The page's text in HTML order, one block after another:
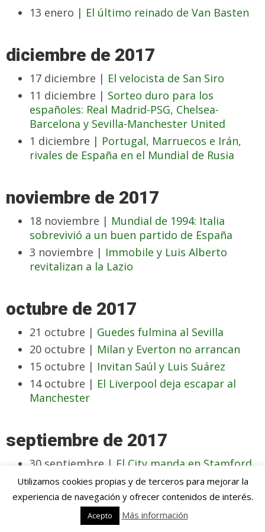
13 enero | El último reinado de Van Basten
diciembre de 2017
17 diciembre | El velocista de San Siro
11 diciembre | Sorteo duro para los
españoles: Real Madrid-PSG, Chelsea-
Barcelona y Sevilla-Manchester United
1 diciembre | Portugal, Marruecos e Irán,
rivales de España en el Mundial de Rusia
noviembre de 2017
18 noviembre | Mundial de 1994: Italia
sobrevivió a un buen partido de España
3 noviembre | Immobile y Luis Alberto
revitalizan a la Lazio
octubre de 2017
21 octubre | Guedes fulmina al Sevilla
20 octubre | Milan y Everton no arrancan
15 octubre | Invitan Saúl y Luis Suárez
14 octubre | El Liverpool deja escapar al
Manchester
septiembre de 2017
30 septiembre | El City manda en Stamford
Bridge
18 septiembre |Mayoral y Bale contra la
Utilizamos cookies propias y de terceros para mejorar la
experiencia de navegación y ofrecer contenidos de interés.
Acepto Más información